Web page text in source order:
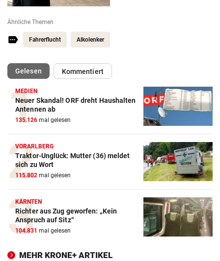
Ähnliche Themen
Fahrerflucht Alkolenker
Gelesen(ausgewählt)Kommentiert
MEDIEN
Neuer Skandal! ORF dreht Haushalten
Antennen ab
135.126 mal gelesen
VORARLBERG
Traktor-Unglück: Mutter (36) meldet
sich zu Wort
115.802 mal gelesen
KÄRNTEN
Richter aus Zug geworfen: „Kein
Anspruch auf Sitz“
104.831 mal gelesen
MEHR KRONE+ ARTIKEL